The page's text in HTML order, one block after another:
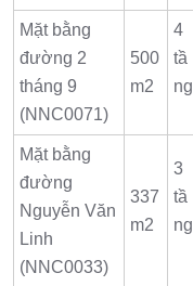
Mặt bằng
đường 2
tháng 9
(NNC0071)
500
m2
4
tầ
ng
Mặt bằng
đường
Nguyễn Văn
Linh
(NNC0033)
337
m2
3
tầ
ng